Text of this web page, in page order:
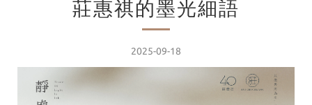
莊惠祺的墨光細語
2025-09-18